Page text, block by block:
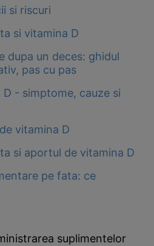
si riscuri
si vitamina D
dupa un deces: ghidul
pas cu pas
- simptome, cauze si
vitamina D
si aportul de vitamina D
pe fata: ce
suplimentelor